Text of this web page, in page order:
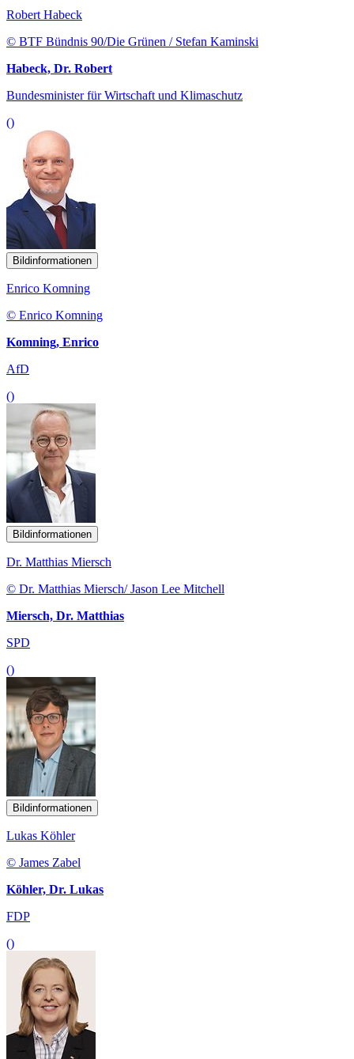
Robert Habeck
© BTF Bündnis 90/Die Grünen / Stefan Kaminski
Habeck, Dr. Robert
Bundesminister für Wirtschaft und Klimaschutz
()
Bildinformationen
Enrico Komning
© Enrico Komning
Komning, Enrico
AfD
()
Bildinformationen
Dr. Matthias Miersch
© Dr. Matthias Miersch/ Jason Lee Mitchell
Miersch, Dr. Matthias
SPD
()
Bildinformationen
Lukas Köhler
© James Zabel
Köhler, Dr. Lukas
FDP
()